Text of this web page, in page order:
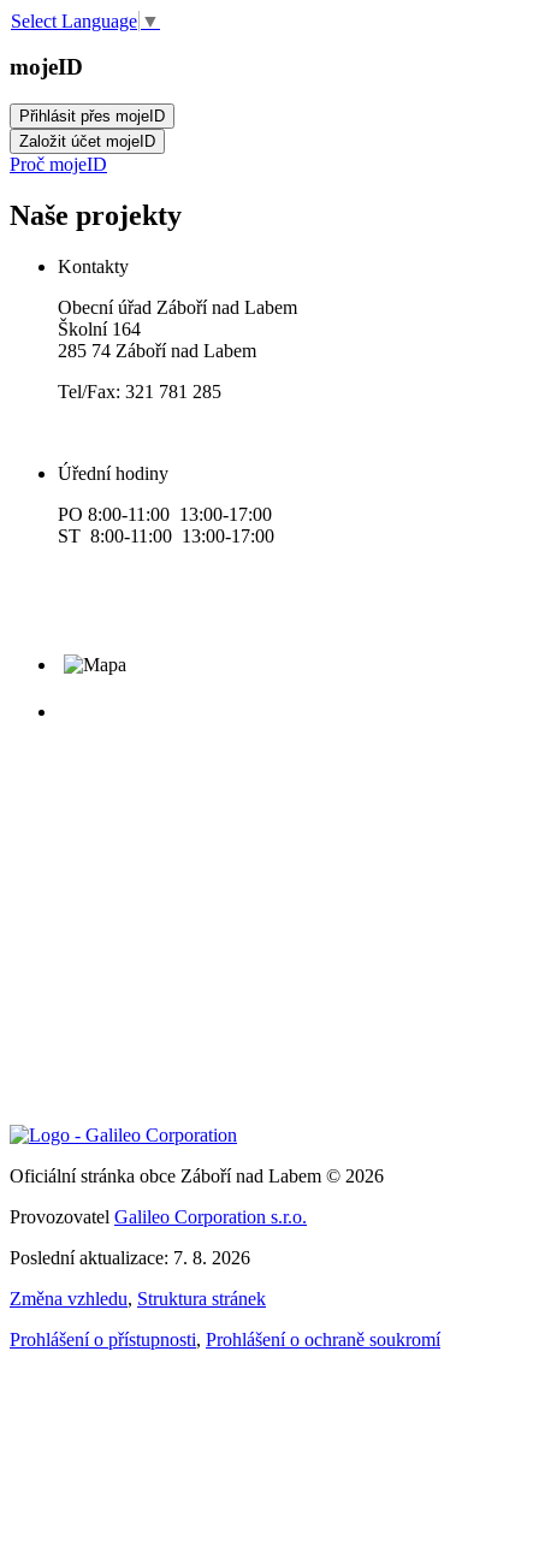
Select Language ▼
mojeID
Proč mojeID
Naše projekty
Kontakty
Obecní úřad Záboří nad Labem
Školní 164
285 74 Záboří nad Labem
Tel/Fax: 321 781 285
Úřední hodiny
PO 8:00-11:00 13:00-17:00
ST 8:00-11:00 13:00-17:00
Oficiální stránka obce Záboří nad Labem © 2026
Provozovatel Galileo Corporation s.r.o.
Poslední aktualizace: 7. 8. 2026
Změna vzhledu, Struktura stránek
Prohlášení o přístupnosti, Prohlášení o ochraně soukromí